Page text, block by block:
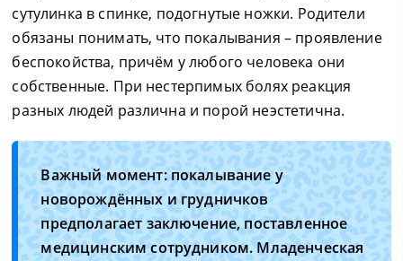
сутулинка в спинке, подогнутые ножки. Родители
обязаны понимать, что покалывания – проявление
беспокойства, причём у любого человека они
собственные. При нестерпимых болях реакция
разных людей различна и порой неэстетична.
Важный момент: покалывание у
новорождённых и грудничков
предполагает заключение, поставленное
медицинским сотрудником. Младенческая